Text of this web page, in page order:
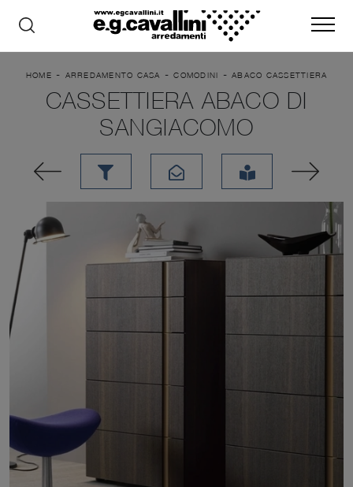
HOME - ARREDAMENTO CASA -COMODINI - ABACO CASSETTIERA
CASSETTIERA ABACO DI
SANGIACOMO